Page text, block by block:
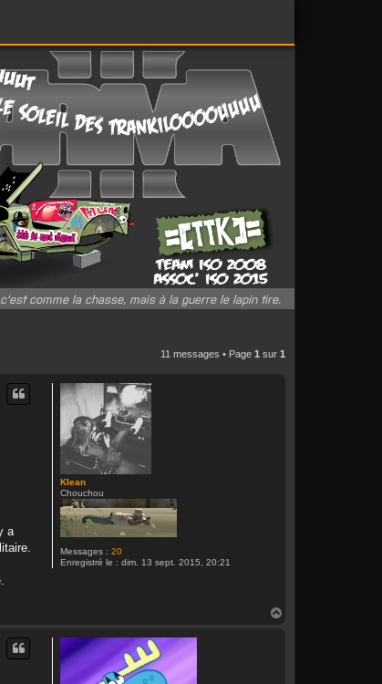
comme la chasse, mais à la guerre le lapin tire.
11 messages • Page 1 sur 1
Klean
Chouchou
Messages : 20
Enregistré le : dim. 13 sept. 2015, 20:21
a